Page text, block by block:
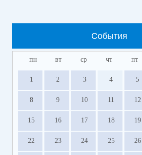
События
пн вт ср чт пт
1 2 3 4 5
8 9 10 11 12
15 16 17 18 19
22 23 24 25 26